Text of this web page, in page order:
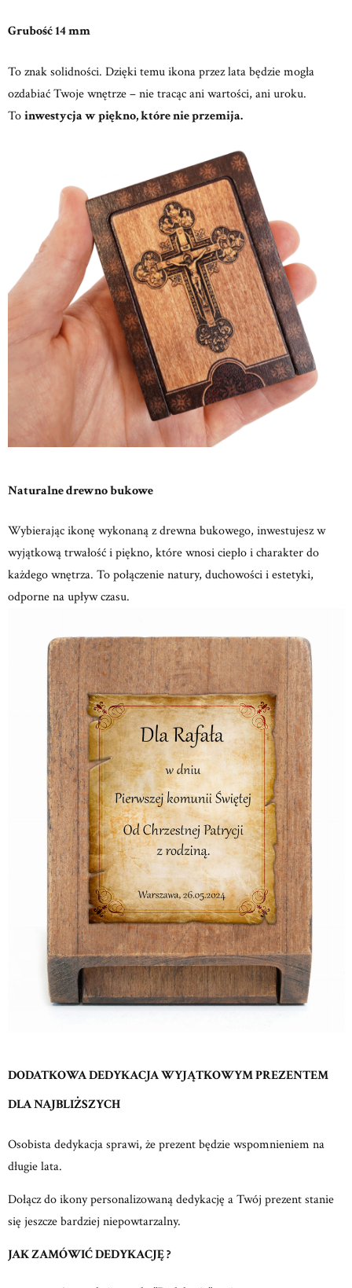
Grubość 14 mm
To znak solidności. Dzięki temu ikona przez lata będzie mogła
ozdabiać Twoje wnętrze – nie tracąc ani wartości, ani uroku.
To inwestycja w piękno, które nie przemija.
Naturalne drewno bukowe
Wybierając ikonę wykonaną z drewna bukowego, inwestujesz w
wyjątkową trwałość i piękno, które wnosi ciepło i charakter do
każdego wnętrza. To połączenie natury, duchowości i estetyki,
odporne na upływ czasu.
DODATKOWA DEDYKACJA WYJĄTKOWYM PREZENTEM
DLA NAJBLIŻSZYCH
Osobista dedykacja sprawi, że prezent będzie wspomnieniem na
długie lata.
Dołącz do ikony personalizowaną dedykację a Twój prezent stanie
się jeszcze bardziej niepowtarzalny.
JAK ZAMÓWIĆ DEDYKACJĘ ?